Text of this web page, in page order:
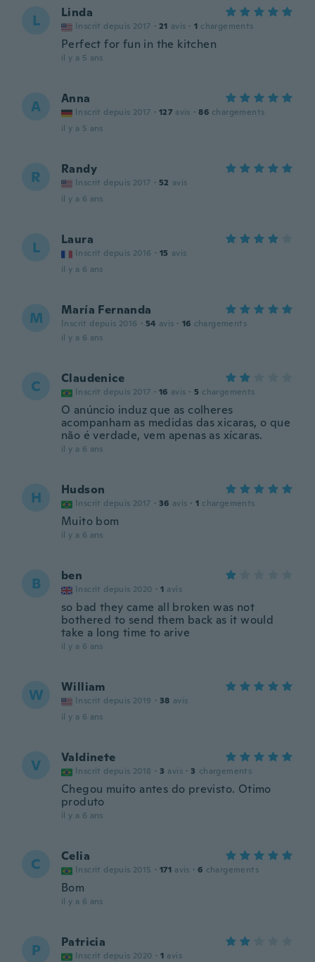
L Linda
Inscrit depuis 2017 · 21 avis · 1 chargements
Perfect for fun in the kitchen
il y a 5 ans
A Anna
Inscrit depuis 2017 · 127 avis · 86 chargements
il y a 5 ans
R Randy
Inscrit depuis 2017 · 52 avis
il y a 6 ans
L Laura
Inscrit depuis 2016 · 15 avis
il y a 6 ans
M María Fernanda
Inscrit depuis 2016 · 54 avis · 16 chargements
il y a 6 ans
C Claudenice
Inscrit depuis 2017 · 16 avis · 5 chargements
O anúncio induz que as colheres
acompanham as medidas das xicaras, o que
não é verdade, vem apenas as xícaras.
il y a 6 ans
H Hudson
Inscrit depuis 2017 · 36 avis · 1 chargements
Muito bom
il y a 6 ans
B ben
Inscrit depuis 2020 · 1 avis
so bad they came all broken was not
bothered to send them back as it would
take a long time to arive
il y a 6 ans
W William
Inscrit depuis 2019 · 38 avis
il y a 6 ans
V Valdinete
Inscrit depuis 2018 · 3 avis · 3 chargements
Chegou muito antes do previsto. Otimo
produto
il y a 6 ans
C Celia
Inscrit depuis 2015 · 171 avis · 6 chargements
Bom
il y a 6 ans
P Patricia
Inscrit depuis 2020 · 1 avis